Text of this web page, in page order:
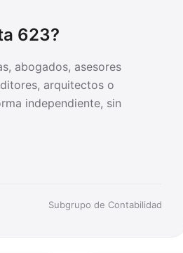
623?
abogados, asesores
arquitectos o
independiente, sin
Subgrupo de Contabilidad